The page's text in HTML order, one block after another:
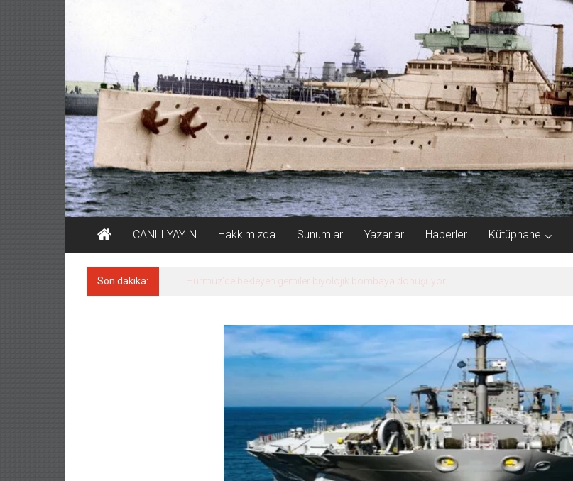
CANLI YAYIN Hakkımızda Sunumlar Yazarlar Haberler Kütüphane
Son dakika: Rusya’nın gizli filosu büyüyor!